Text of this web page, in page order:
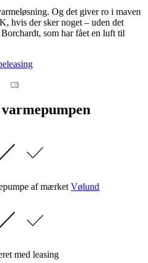
Og det giver ro i maven
hvis der sker noget – uden det
som har fået en luft til
af mærket Vølund
med leasing